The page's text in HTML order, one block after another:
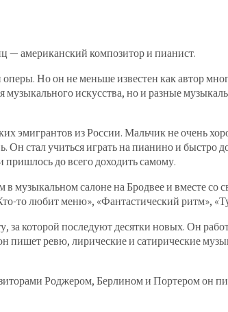
американский композитор и пианист.
Но он не меньше известен как автор
искусства, но и разные
эмигрантов из России. Мальчик не очень
Он стал учиться играть на пианино и
пришлось до всего доходить самому.
в музыкальном салоне на Бродвее и вместе
то любит меню», «Фантастический ритм»,
за которой последуют десятки новых. Он
пишет ревю, лирические и сатирические
Роджером, Берлином и Портером он